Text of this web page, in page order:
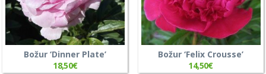
Božur ‘Dinner Plate’
18,50€
Božur ‘Felix Crousse’
14,50€